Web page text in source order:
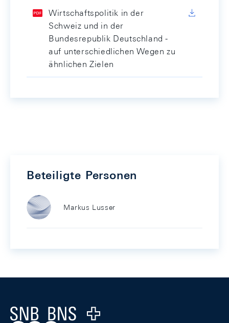
Wirtschaftspolitik in der
Schweiz und in der
Bundesrepublik Deutschland -
auf unterschiedlichen Wegen zu
ähnlichen Zielen
Beteiligte Personen
Markus Lusser
Logo